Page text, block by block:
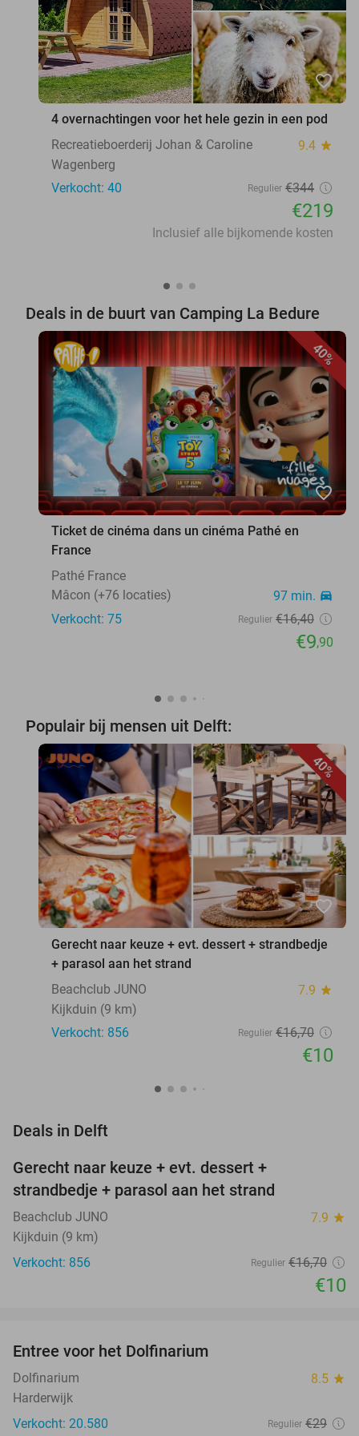
favorite_border
4 overnachtingen voor het hele gezin in een pod
Recreatieboerderij Johan & Caroline
9.4 star
Wagenberg
Verkocht: 40
Regulier €344
€219
Inclusief alle bijkomende kosten
Deals in de buurt van Camping La Bedure
40%
favorite_border
Ticket de cinéma dans un cinéma Pathé en
France
Pathé France
Mâcon (+76 locaties)
97 min. directions_car
Verkocht: 75 Regulier €16,40
€9,90
Populair bij mensen uit Delft:
40%
favorite_border
Gerecht naar keuze + evt. dessert + strandbedje
+ parasol aan het strand
Beachclub JUNO
7.9 star
Kijkduin (9 km)
Verkocht: 856
Regulier €16,70
€10
Deals in Delft
Gerecht naar keuze + evt. dessert +
strandbedje + parasol aan het strand
Beachclub JUNO 7.9 star
Kijkduin (9 km)
Verkocht: 856
Regulier €16,70
€10
TODAY
Entree voor het Dolfinarium
Dolfinarium 8.5 star
Harderwijk
Verkocht: 20.580
Regulier €29